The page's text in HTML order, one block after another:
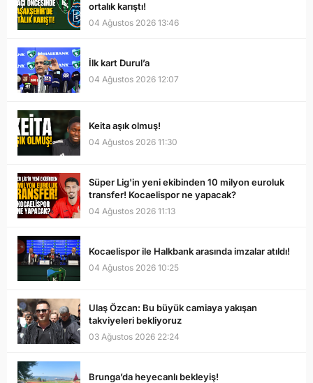
ortalık karıştı!
04 Ağustos 2026 13:46
İlk kart Durul’a
04 Ağustos 2026 12:07
Keita aşık olmuş!
04 Ağustos 2026 11:30
Süper Lig'in yeni ekibinden 10 milyon euroluk
transfer! Kocaelispor ne yapacak?
04 Ağustos 2026 11:13
Kocaelispor ile Halkbank arasında imzalar atıldı!
04 Ağustos 2026 10:25
Ulaş Özcan: Bu büyük camiaya yakışan
takviyeleri bekliyoruz
03 Ağustos 2026 22:24
Brunga’da heyecanlı bekleyiş!